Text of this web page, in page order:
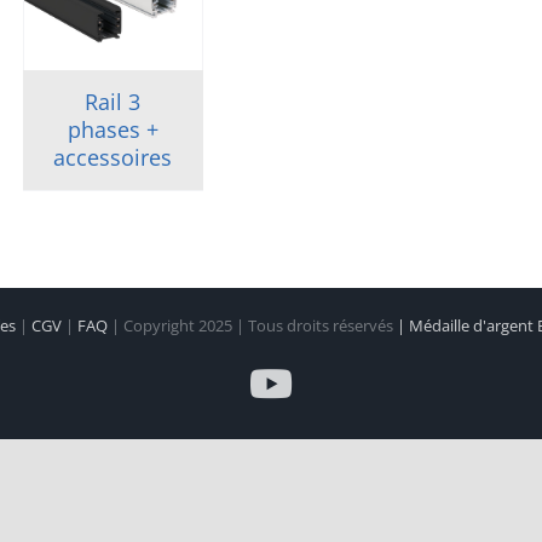
Rail 3
phases +
accessoires
| CGV | FAQ | Copyright 2025 | Tous droits réservés | Médaille d'argent